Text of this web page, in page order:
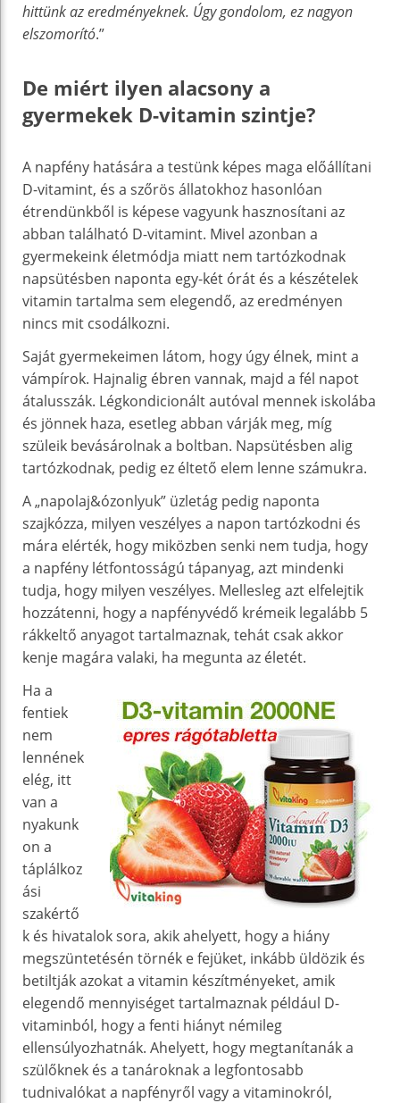
hittünk az eredményeknek. Úgy gondolom, ez nagyon
elszomorító.”
De miért ilyen alacsony a
gyermekek D-vitamin szintje?
A napfény hatására a testünk képes maga előállítani
D-vitamint, és a szőrös állatokhoz hasonlóan
étrendünkből is képese vagyunk hasznosítani az
abban található D-vitamint. Mivel azonban a
gyermekeink életmódja miatt nem tartózkodnak
napsütésben naponta egy-két órát és a készételek
vitamin tartalma sem elegendő, az eredményen
nincs mit csodálkozni.
Saját gyermekeimen látom, hogy úgy élnek, mint a
vámpírok. Hajnalig ébren vannak, majd a fél napot
átalusszák. Légkondicionált autóval mennek iskolába
és jönnek haza, esetleg abban várják meg, míg
szüleik bevásárolnak a boltban. Napsütésben alig
tartózkodnak, pedig ez éltető elem lenne számukra.
A „napolaj&ózonlyuk” üzletág pedig naponta
szajkózza, milyen veszélyes a napon tartózkodni és
mára elérték, hogy miközben senki nem tudja, hogy
a napfény létfontosságú tápanyag, azt mindenki
tudja, hogy milyen veszélyes. Mellesleg azt elfelejtik
hozzátenni, hogy a napfényvédő krémeik legalább 5
rákkeltő anyagot tartalmaznak, tehát csak akkor
kenje magára valaki, ha megunta az életét.
Ha a
fentiek
nem
lennének
elég, itt
van a
nyakunk
on a
táplálkoz
ási
szakértő
k és hivatalok sora, akik ahelyett, hogy a hiány
megszüntetésén törnék e fejüket, inkább üldözik és
betiltják azokat a vitamin készítményeket, amik
elegendő mennyiséget tartalmaznak például D-
vitaminból, hogy a fenti hiányt némileg
ellensúlyozhatnák. Ahelyett, hogy megtanítanák a
szülőknek és a tanároknak a legfontosabb
tudnivalókat a napfényről vagy a vitaminokról,